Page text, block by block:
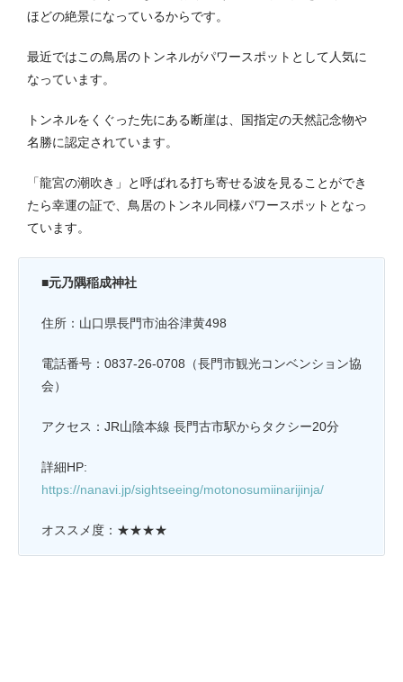
ほどの絶景になっているからです。
最近ではこの鳥居のトンネルがパワースポットとして人気に
なっています。
トンネルをくぐった先にある断崖は、国指定の天然記念物や
名勝に認定されています。
「龍宮の潮吹き」と呼ばれる打ち寄せる波を見ることができ
たら幸運の証で、鳥居のトンネル同様パワースポットとなっ
ています。
■元乃隅稲成神社
住所：山口県長門市油谷津黄498
電話番号：0837-26-0708（長門市観光コンベンション協
会）
アクセス：JR山陰本線 長門古市駅からタクシー20分
詳細HP:
https://nanavi.jp/sightseeing/motonosumiinarijinja/
オススメ度：★★★★